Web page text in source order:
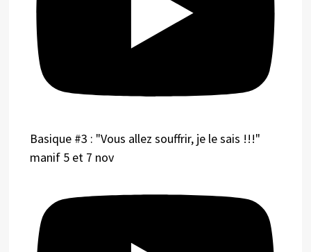
Basique #3 : "Vous allez souffrir, je le sais !!!"
manif 5 et 7 nov